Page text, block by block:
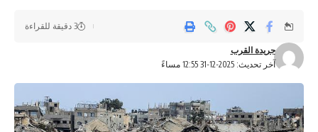
آخر تحديث: 2025-12-31 12:55 مساءً
جريدة القرب
3 دقيقة للقراءة